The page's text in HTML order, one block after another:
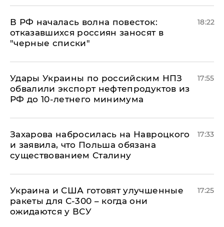
​В РФ началась волна повесток:
отказавшихся россиян заносят в
"черные списки"
18:22
Удары Украины по российским НПЗ
обвалили экспорт нефтепродуктов из
РФ до 10-летнего минимума
17:55
​Захарова набросилась на Навроцкого
и заявила, что Польша обязана
существованием Сталину
17:33
Украина и США готовят улучшенные
ракеты для С-300 – когда они
ожидаются у ВСУ
17:25